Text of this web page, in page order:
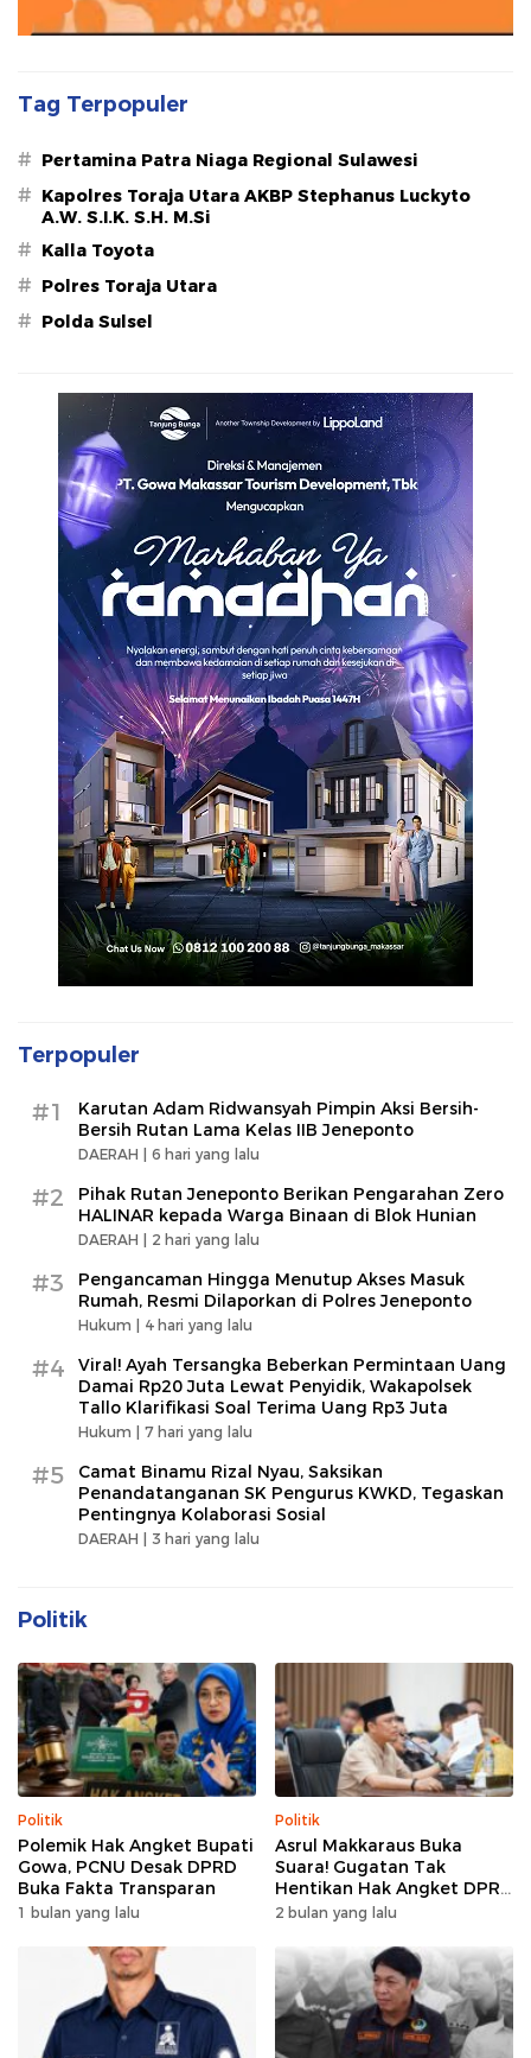
Tag Terpopuler
# Pertamina Patra Niaga Regional Sulawesi
# Kapolres Toraja Utara AKBP Stephanus Luckyto
A.W. S.I.K. S.H. M.Si
# Kalla Toyota
# Polres Toraja Utara
# Polda Sulsel
Terpopuler
#1
Karutan Adam Ridwansyah Pimpin Aksi Bersih-
Bersih Rutan Lama Kelas IIB Jeneponto
DAERAH | 6 hari yang lalu
#2
Pihak Rutan Jeneponto Berikan Pengarahan Zero
HALINAR kepada Warga Binaan di Blok Hunian
DAERAH | 2 hari yang lalu
#3
Pengancaman Hingga Menutup Akses Masuk
Rumah, Resmi Dilaporkan di Polres Jeneponto
Hukum | 4 hari yang lalu
#4
Viral! Ayah Tersangka Beberkan Permintaan Uang
Damai Rp20 Juta Lewat Penyidik, Wakapolsek
Tallo Klarifikasi Soal Terima Uang Rp3 Juta
Hukum | 7 hari yang lalu
#5
Camat Binamu Rizal Nyau, Saksikan
Penandatanganan SK Pengurus KWKD, Tegaskan
Pentingnya Kolaborasi Sosial
DAERAH | 3 hari yang lalu
Politik
Politik
Polemik Hak Angket Bupati
Gowa, PCNU Desak DPRD
Buka Fakta Transparan
1 bulan yang lalu
Politik
Asrul Makkaraus Buka
Suara! Gugatan Tak
Hentikan Hak Angket DPRD
Gowa
2 bulan yang lalu